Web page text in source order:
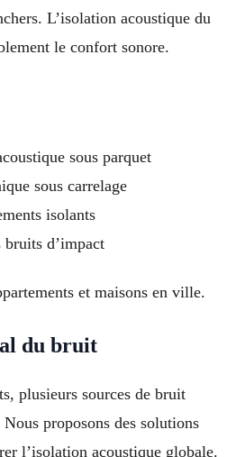
L’isolation acoustique du
le confort sonore.
sous parquet
sous carrelage
isolants
bruits d’impact
et maisons en ville.
du bruit
plusieurs sources de bruit
proposons des solutions
l’isolation acoustique globale.